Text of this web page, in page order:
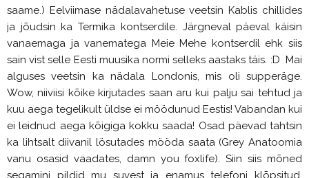
saame.) Eelviimase nädalavahetuse veetsin Kablis chillides
ja jõudsin ka Termika kontserdile. Järgneval päeval käisin
vanaemaga ja vanematega Meie Mehe kontserdil ehk siis
sain vist selle Eesti muusika normi selleks aastaks täis. :D Mai
alguses veetsin ka nädala Londonis, mis oli supperäge.
Wow, niiviisi kõike kirjutades saan aru kui palju sai tehtud ja
kuu aega tegelikult üldse ei möödunud Eestis! Vabandan kui
ei leidnud aega kõigiga kokku saada! Osad päevad tahtsin
ka lihtsalt diivanil lösutades mööda saata (Grey Anatoomia
vanu osasid vaadates, damn you foxlife). Siin siis mõned
segamini pildid mu suvest ja enamus telefoni klõpsitud,